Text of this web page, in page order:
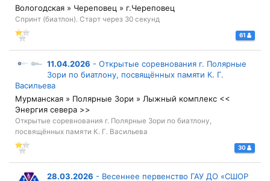
Вологодская » Череповец » г.Череповец
Спринт (биатлон). Старт через 30 секунд
61
11.04.2026 - Открытые соревнования г. Полярные
Зори по биатлону, посвящённых памяти К. Г.
Васильева
Мурманская » Полярные Зори » Лыжный комплекс <<
Энергия севера >>
Открытые соревнования г. Полярные Зори по биатлону,
посвящённых памяти К. Г. Васильева
30
28.03.2026 - Весеннее первенство ГАУ ДО «СШОР